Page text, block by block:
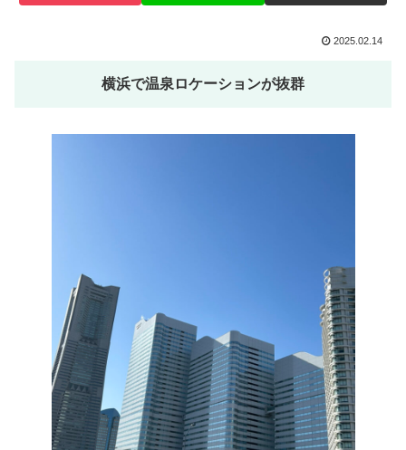
2025.02.14
横浜で温泉ロケーションが抜群